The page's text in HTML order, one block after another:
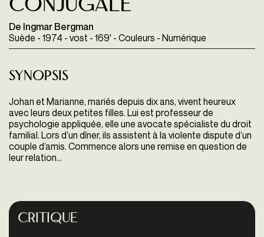
conjugale
De Ingmar Bergman
Suède - 1974 - vost - 169' - Couleurs - Numérique
Synopsis
Johan et Marianne, mariés depuis dix ans, vivent heureux
avec leurs deux petites filles. Lui est professeur de
psychologie appliquée, elle une avocate spécialiste du droit
familial. Lors d’un dîner, ils assistent à la violente dispute d’un
couple d’amis. Commence alors une remise en question de
leur relation…
Critique